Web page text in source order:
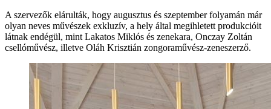
A szervezők elárulták, hogy augusztus és szeptember folyamán már
olyan neves művészek exkluzív, a hely által megihletett produkcióit
látnak endégül, mint Lakatos Miklós és zenekara, Onczay Zoltán
csellóművész, illetve Oláh Krisztián zongoraművész-zeneszerző.